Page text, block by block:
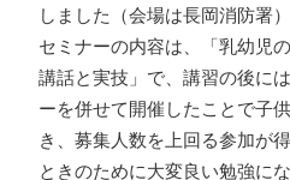
しました（会場は長岡消防署）
セミナーの内容は、「乳幼児
講話と実技」で、講習の後に
ーを併せて開催したことで子
き、募集人数を上回る参加が
ときのために大変良い勉強に